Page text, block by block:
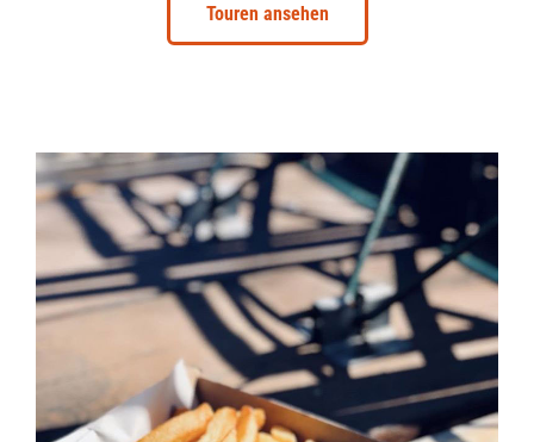
Touren ansehen